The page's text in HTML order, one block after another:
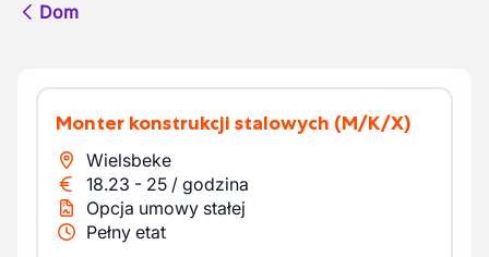
Dom
Monter konstrukcji stalowych (M/K/X)
Wielsbeke
18.23 - 25 / godzina
Opcja umowy stałej
Pełny etat